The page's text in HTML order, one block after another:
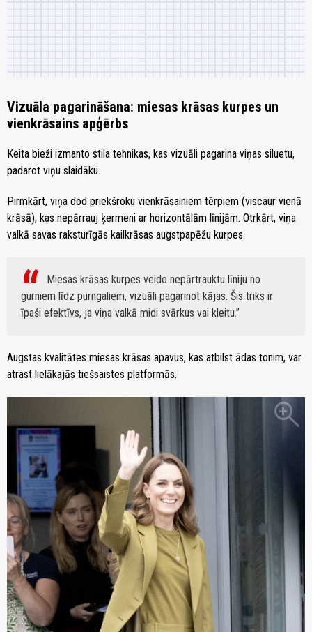
Vizuāla pagarināšana: miesas krāsas kurpes un
vienkrāsains apģērbs
Keita bieži izmanto stila tehnikas, kas vizuāli pagarina viņas siluetu,
padarot viņu slaidāku.
Pirmkārt, viņa dod priekšroku vienkrāsainiem tērpiem (viscaur vienā
krāsā), kas nepārrauj ķermeni ar horizontālām līnijām. Otrkārt, viņa
valkā savas raksturīgās kailkrāsas augstpapēžu kurpes.
Miesas krāsas kurpes veido nepārtrauktu līniju no
gurniem līdz purngaliem, vizuāli pagarinot kājas. Šis triks ir
īpaši efektīvs, ja viņa valkā midi svārkus vai kleitu.
Augstas kvalitātes miesas krāsas apavus, kas atbilst ādas tonim, var
atrast lielākajās tiešsaistes platformās.
zoom_in